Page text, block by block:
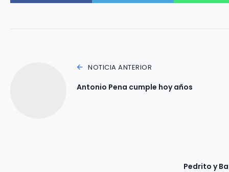
NOTICIA ANTERIOR
Antonio Pena cumple hoy años
Pedrito y